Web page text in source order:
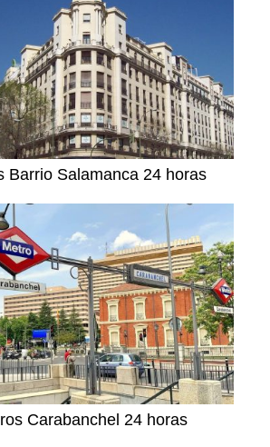
Barrio Salamanca 24 horas
Carabanchel 24 horas